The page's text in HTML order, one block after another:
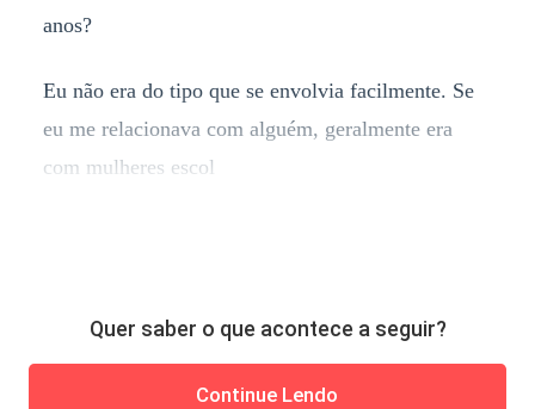
anos?
Eu não era do tipo que se envolvia facilmente. Se
eu me relacionava com alguém, geralmente era
com mulheres escol
Quer saber o que acontece a seguir?
Continue Lendo